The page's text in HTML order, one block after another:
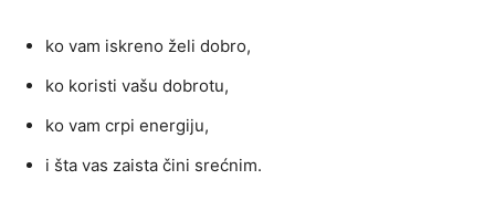
ko vam iskreno želi dobro,
ko koristi vašu dobrotu,
ko vam crpi energiju,
i šta vas zaista čini srećnim.